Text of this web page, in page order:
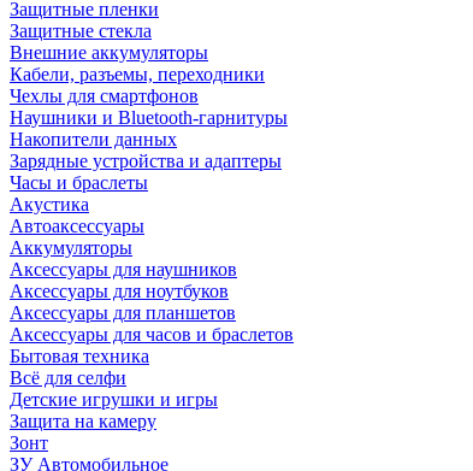
Защитные пленки
Защитные стекла
Внешние аккумуляторы
Кабели, разъемы, переходники
Чехлы для смартфонов
Наушники и Bluetooth-гарнитуры
Накопители данных
Зарядные устройства и адаптеры
Часы и браслеты
Акустика
Автоаксессуары
Аккумуляторы
Аксессуары для наушников
Аксессуары для ноутбуков
Аксессуары для планшетов
Аксессуары для часов и браслетов
Бытовая техника
Всё для селфи
Детские игрушки и игры
Защита на камеру
Зонт
ЗУ Автомобильное